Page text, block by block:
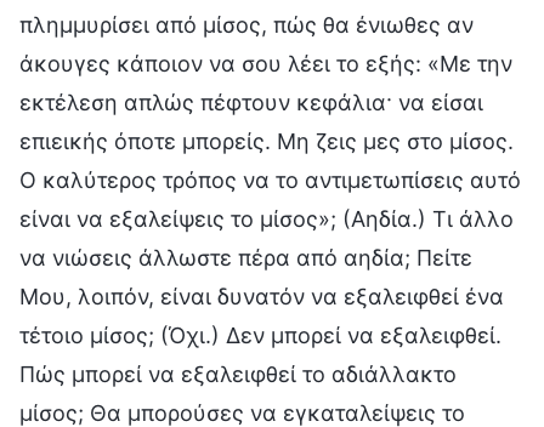
πλημμυρίσει από μίσος, πώς θα ένιωθες αν
άκουγες κάποιον να σου λέει το εξής: «Με την
εκτέλεση απλώς πέφτουν κεφάλια· να είσαι
επιεικής όποτε μπορείς. Μη ζεις μες στο μίσος.
Ο καλύτερος τρόπος να το αντιμετωπίσεις αυτό
είναι να εξαλείψεις το μίσος»; (Αηδία.) Τι άλλο
να νιώσεις άλλωστε πέρα από αηδία; Πείτε
Μου, λοιπόν, είναι δυνατόν να εξαλειφθεί ένα
τέτοιο μίσος; (Όχι.) Δεν μπορεί να εξαλειφθεί.
Πώς μπορεί να εξαλειφθεί το αδιάλλακτο
μίσος; Θα μπορούσες να εγκαταλείψεις το